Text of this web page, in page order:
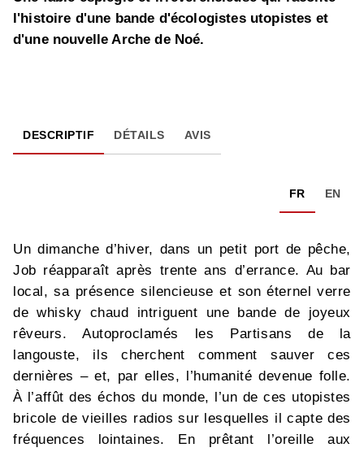
l'histoire d'une bande d'écologistes utopistes et
d'une nouvelle Arche de Noé.
DESCRIPTIF DÉTAILS AVIS
FR EN
Un dimanche d’hiver, dans un petit port de pêche,
Job réapparaît après trente ans d’errance. Au bar
local, sa présence silencieuse et son éternel verre
de whisky chaud intriguent une bande de joyeux
rêveurs. Autoproclamés les Partisans de la
langouste, ils cherchent comment sauver ces
dernières – et, par elles, l’humanité devenue folle.
À l’affût des échos du monde, l’un de ces utopistes
bricole de vieilles radios sur lesquelles il capte des
fréquences lointaines. En prêtant l’oreille aux